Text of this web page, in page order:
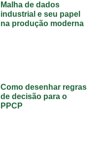
Malha de dados
industrial e seu papel
na produção moderna
Como desenhar regras
de decisão para o
PPCP